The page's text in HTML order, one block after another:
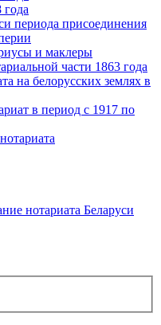
периода присоединения
и маклеры
части 1863 года
на белорусских землях в
в период с 1917 по
нотариата Беларуси